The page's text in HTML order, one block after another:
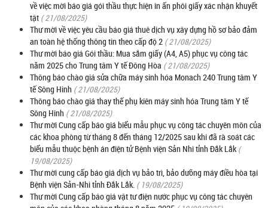
về việc mời báo giá gói thầu thực hiện in ấn phôi giấy xác nhận khuyết
tật ( 21/08/2025)
Thư mời về việc yêu cầu báo giá thuê dịch vụ xây dựng hồ sơ bảo đảm
an toàn hệ thống thông tin theo cấp độ 2 ( 21/08/2025)
Thư mời báo giá Gói thầu: Mua sắm giấy (A4, A5) phục vụ công tác
năm 2025 cho Trung tâm Y tế Đông Hòa ( 21/08/2025)
Thông báo chào giá sửa chữa máy sinh hóa Monach 240 Trung tâm Y
tế Sông Hinh ( 21/08/2025)
Thông báo chào giá thay thế phụ kiên máy sinh hóa Trung tâm Y tế
Sông Hinh ( 21/08/2025)
Thư mời Cung cấp báo giá biểu mẫu phục vụ công tác chuyên môn của
các khoa phòng từ tháng 8 đến tháng 12/2025 sau khi đã rà soát các
biểu mẫu thuộc bệnh án điện tử Bệnh viện Sản Nhi tỉnh Đắk Lắk (
19/08/2025)
Thư mời cung cấp báo giá dịch vụ bảo trì, bảo dưỡng máy điều hòa tại
Bệnh viện Sản-Nhi tỉnh Đắk Lắk. ( 19/08/2025)
Thư mời Cung cấp báo giá vật tư điện nước phục vụ công tác chuyên